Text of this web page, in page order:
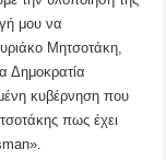
μου να
Μητσοτάκη,
Δημοκρατία
κυβέρνηση που
πως έχει